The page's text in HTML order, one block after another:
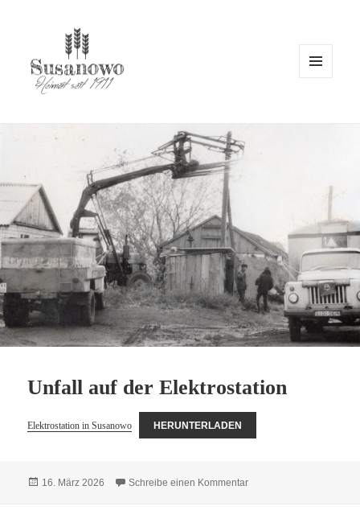
Unfall auf der Elektrostation
Elektrostation in Susanowo HERUNTERLADEN
Veröffentlicht
16. März 2026 Schreibe einen Kommentarzu Unfall auf der